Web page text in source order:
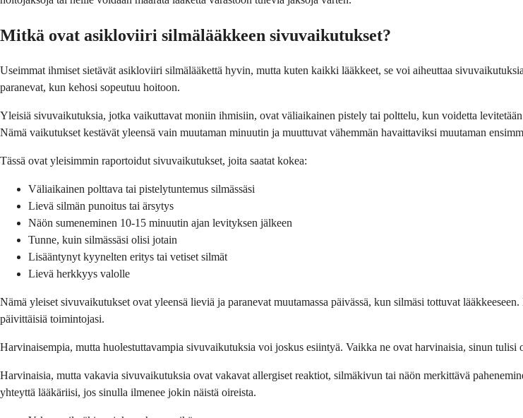
Mitkä ovat asikloviiri silmälääkkeen sivuvaikutukset?
Useimmat ihmiset sietävät asikloviiri silmälääkettä hyvin, mutta kuten kaikki lääkkeet, se voi aiheuttaa
paranevat, kun kehosi sopeutuu hoitoon.
Yleisiä sivuvaikutuksia, jotka vaikuttavat moniin ihmisiin, ovat väliaikainen pistely tai polttelu, kun voidetta
Nämä vaikutukset kestävät yleensä vain muutaman minuutin ja muuttuvat vähemmän havaittaviksi muutaman
Tässä ovat yleisimmin raportoidut sivuvaikutukset, joita saatat kokea:
Väliaikainen polttava tai pistelytuntemus silmässäsi
Lievä silmän punoitus tai ärsytys
Näön sumeneminen 10-15 minuutin ajan levityksen jälkeen
Tunne, kuin silmässäsi olisi jotain
Lisääntynyt kyynelten eritys tai vetiset silmät
Lievä herkkyys valolle
Nämä yleiset sivuvaikutukset ovat yleensä lieviä ja paranevat muutamassa päivässä, kun silmäsi tottuvat
päivittäisiä toimintojasi.
Harvinaisempia, mutta huolestuttavampia sivuvaikutuksia voi joskus esiintyä. Vaikka ne ovat harvinaisia, sinun tulisi
Harvinaisia, mutta vakavia sivuvaikutuksia ovat vakavat allergiset reaktiot, silmäkivun tai näön merkittävä
yhteyttä lääkäriisi, jos sinulla ilmenee jokin näistä oireista.